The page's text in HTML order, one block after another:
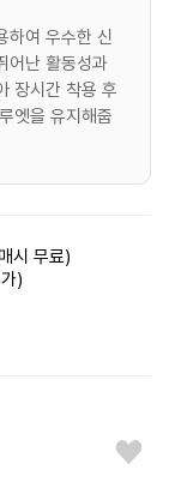
하여 우수한 신
어난 활동성과
장시간 착용 후
엣을 유지해줍
시 무료)
)